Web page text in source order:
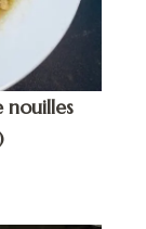
nouilles